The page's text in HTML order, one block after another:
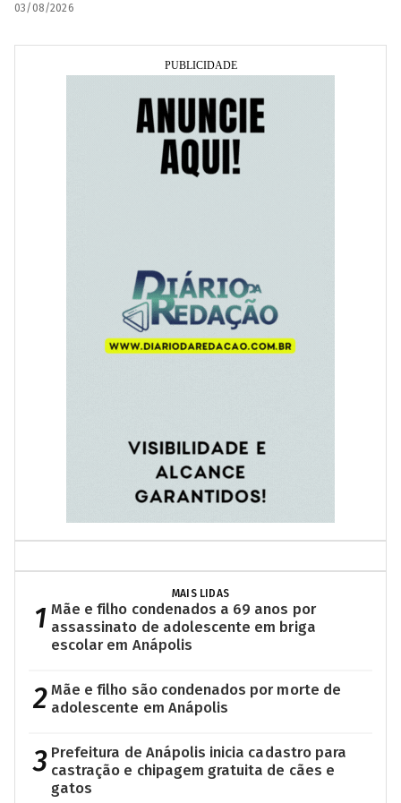
03/08/2026
MAIS LIDAS
1 Mãe e filho condenados a 69 anos por
assassinato de adolescente em briga
escolar em Anápolis
2 Mãe e filho são condenados por morte de
adolescente em Anápolis
3 Prefeitura de Anápolis inicia cadastro para
castração e chipagem gratuita de cães e
gatos